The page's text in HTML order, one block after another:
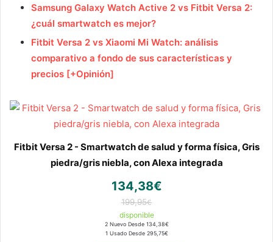
Samsung Galaxy Watch Active 2 vs Fitbit Versa 2:
¿cuál smartwatch es mejor?
Fitbit Versa 2 vs Xiaomi Mi Watch: análisis
comparativo a fondo de sus características y
precios [+Opinión]
Fitbit Versa 2 - Smartwatch de salud y forma física, Gris
piedra/gris niebla, con Alexa integrada
134,38€
199,95€
disponible
2 Nuevo Desde 134,38€
1 Usado Desde 295,75€